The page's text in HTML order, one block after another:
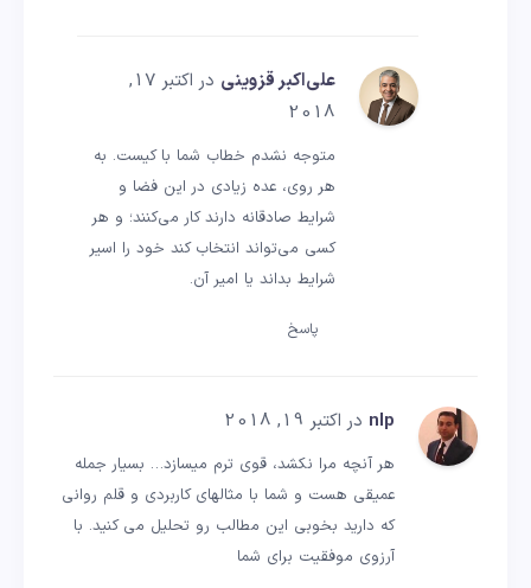
علی‌اکبر قزوینی
در اکتبر 17,
2018
متوجه نشدم خطاب شما با کیست. به
هر روی، عده زیادی در این فضا و
شرایط صادقانه دارند کار می‌کنند؛ و هر
کسی می‌تواند انتخاب کند خود را اسیر
شرایط بداند یا امیر آن.
پاسخ
nlp در اکتبر 19, 2018
هر آنچه مرا نکشد، قوی ترم میسازد… بسیار جمله
عمیقی هست و شما با مثالهای کاربردی و قلم روانی
که دارید بخوبی این مطالب رو تحلیل می کنید. با
آرزوی موفقیت برای شما